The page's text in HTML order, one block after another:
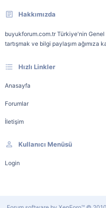
Hakkımızda
buyukforum.com.tr Türkiye'nin
tartışmak ve bilgi paylaşım ağımıza
Hızlı Linkler
Anasayfa
Forumlar
İletişim
Kullanıcı Menüsü
Login